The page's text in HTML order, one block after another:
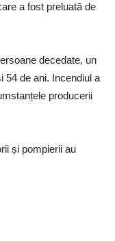
a fost preluată de
decedate, un
54 de ani. Incendiul a
producerii
și pompierii au